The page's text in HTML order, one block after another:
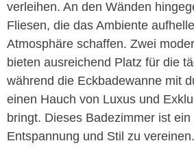
verleihen. An den Wänden
Fliesen, die das Ambiente
Atmosphäre schaffen. Zwei
bieten ausreichend Platz für die
während die Eckbadewanne mit
einen Hauch von Luxus und
bringt. Dieses Badezimmer ist
Entspannung und Stil zu vereinen.